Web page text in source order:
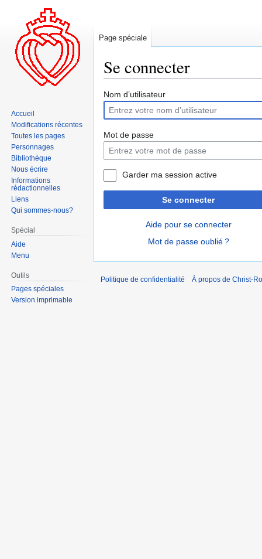
Se connecter
Aller
la
navigation
Aller
la
recherche
Nom d’utilisateur
Mot de passe
Garder ma session active
Se connecter
Aide pour se connecter
Mot de passe oublié ?
Page spéciale
Accueil
Modifications récentes
Toutes les pages
Personnages
Bibliothèque
Nous écrire
Informations
rédactionnelles
Liens
Qui sommes-nous?
Spécial
Aide
Menu
Outils
Pages spéciales
Version imprimable
Politique de confidentialité À propos de Christ-